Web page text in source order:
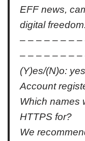
EFF news,
digital freedom.
– – – – – – –
– – – – – – –
(Y)es/(N)o: yes
Account
Which names
HTTPS for?
We